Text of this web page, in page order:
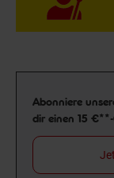
Newsletter
Abonniere
dir einen 15